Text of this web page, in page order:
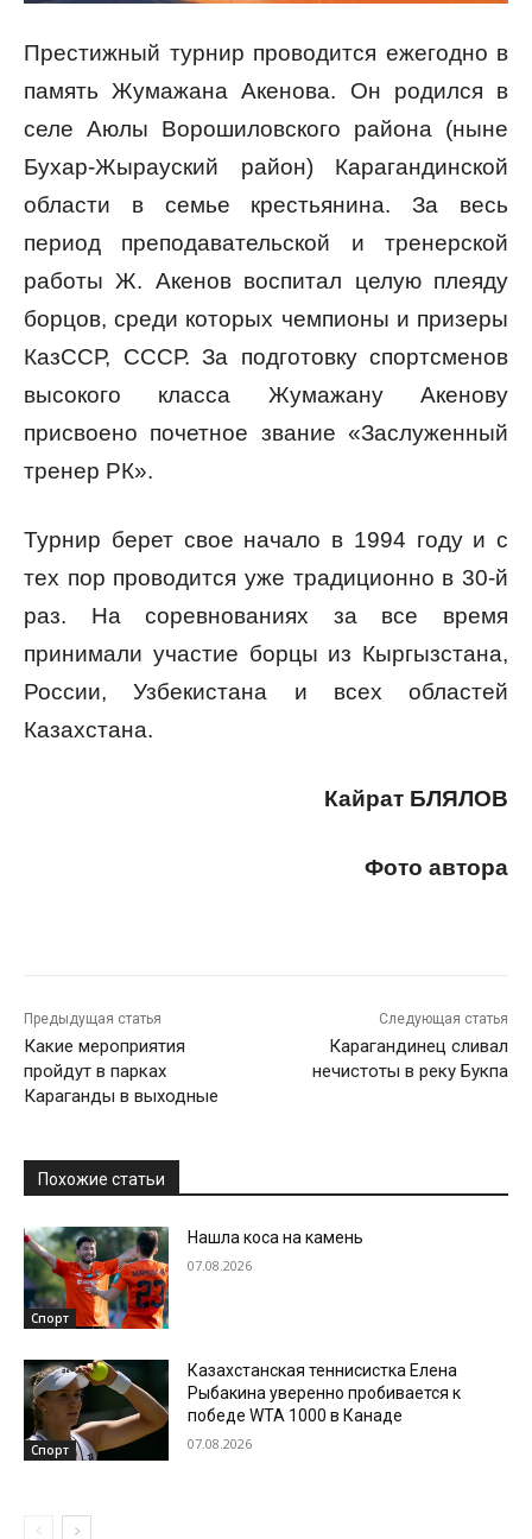
Престижный турнир проводится ежегодно в
память Жумажана Акенова. Он родился в
селе Аюлы Ворошиловского района (ныне
Бухар-Жырауский район) Карагандинской
области в семье крестьянина. За весь
период преподавательской и тренерской
работы Ж. Акенов воспитал целую плеяду
борцов, среди которых чемпионы и призеры
КазССР, СССР. За подготовку спортсменов
высокого класса Жумажану Акенову
присвоено почетное звание «Заслуженный
тренер РК».
Турнир берет свое начало в 1994 году и с
тех пор проводится уже традиционно в 30-й
раз. На соревнованиях за все время
принимали участие борцы из Кыргызстана,
России, Узбекистана и всех областей
Казахстана.
Кайрат БЛЯЛОВ
Фото автора
Предыдущая статья
Какие мероприятия
пройдут в парках
Караганды в выходные
Следующая статья
Карагандинец сливал
нечистоты в реку Букпа
Похожие статьи
Спорт
Нашла коса на камень
07.08.2026
Спорт
Казахстанская теннисистка Елена
Рыбакина уверенно пробивается к
победе WTA 1000 в Канаде
07.08.2026